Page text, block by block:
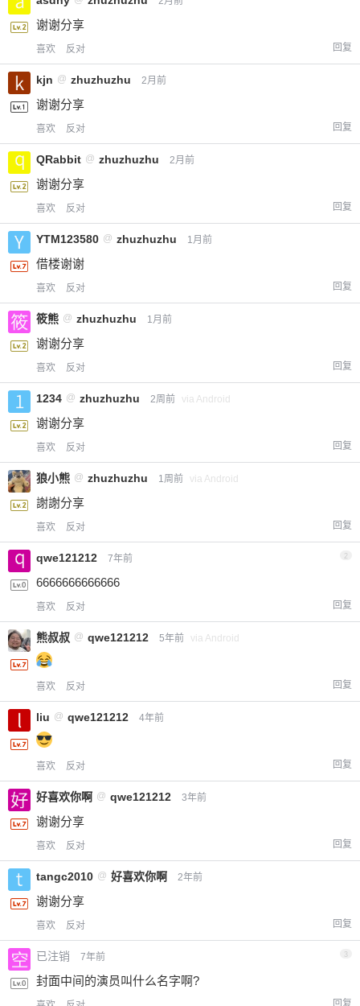
谢谢分享
喜欢 反对 回复
kjn @ zhuzhuzhu 2月前
谢谢分享
喜欢 反对 回复
QRabbit @ zhuzhuzhu 2月前
谢谢分享
喜欢 反对 回复
YTM123580 @ zhuzhuzhu 1月前
借楼谢谢
喜欢 反对 回复
筱熊 @ zhuzhuzhu 1月前
谢谢分享
喜欢 反对 回复
1234 @ zhuzhuzhu 2周前 via Android
谢谢分享
喜欢 反对 回复
狼小熊 @ zhuzhuzhu 1周前 via Android
謝謝分享
喜欢 反对 回复
qwe121212 7年前 2
6666666666666
喜欢 反对 回复
熊叔叔 @ qwe121212 5年前 via Android
喜欢 反对 回复
liu @ qwe121212 4年前
喜欢 反对 回复
好喜欢你啊 @ qwe121212 3年前
谢谢分享
喜欢 反对 回复
tangc2010 @ 好喜欢你啊 2年前
谢谢分享
喜欢 反对 回复
已注销 7年前 3
封面中间的演员叫什么名字啊?